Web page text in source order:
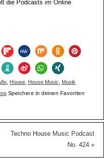
die Podcasts im Online
House, House Music
Musik
. Speichere in deinen Favoriten
Techno House Music Podcast
No. 424»